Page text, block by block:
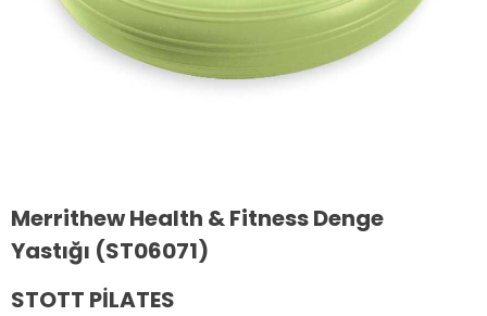
Merrithew Health & Fitness Denge
Yastığı (ST06071)
STOTT PILATES